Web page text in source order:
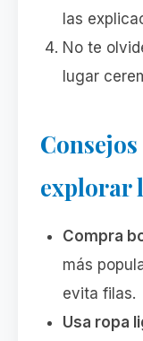
las
No te
lugar
explorar
Compra
más
evita filas.
Usa ropa